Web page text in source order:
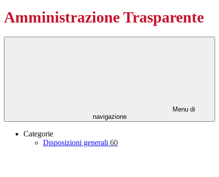
Amministrazione Trasparente
Menu di
navigazione
Categorie
Disposizioni generali 60